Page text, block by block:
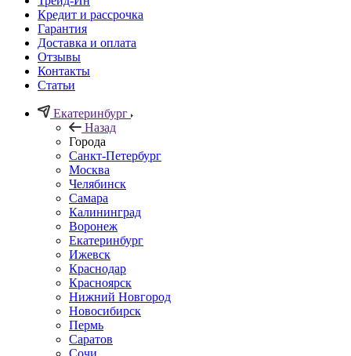
Кредит и рассрочка
Гарантия
Доставка и оплата
Отзывы
Контакты
Статьи
Екатеринбург
Назад
Города
Санкт-Петербург
Москва
Челябинск
Самара
Калининград
Воронеж
Екатеринбург
Ижевск
Краснодар
Красноярск
Нижний Новгород
Новосибирск
Пермь
Саратов
Сочи